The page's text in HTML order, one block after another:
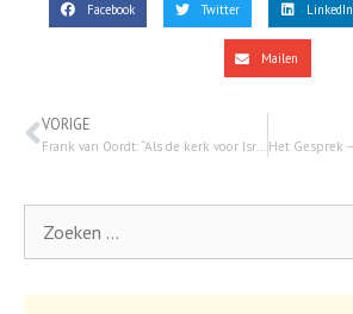
Facebook Twitter LinkedIn
Mailen
VORIGE